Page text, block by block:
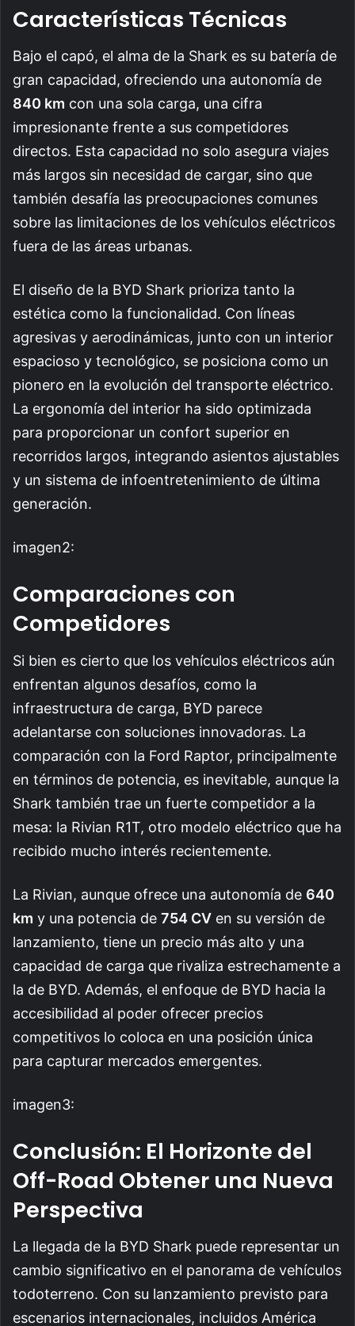
Características Técnicas
Bajo el capó, el alma de la Shark es su batería de
gran capacidad, ofreciendo una autonomía de
840 km con una sola carga, una cifra
impresionante frente a sus competidores
directos. Esta capacidad no solo asegura viajes
más largos sin necesidad de cargar, sino que
también desafía las preocupaciones comunes
sobre las limitaciones de los vehículos eléctricos
fuera de las áreas urbanas.
El diseño de la BYD Shark prioriza tanto la
estética como la funcionalidad. Con líneas
agresivas y aerodinámicas, junto con un interior
espacioso y tecnológico, se posiciona como un
pionero en la evolución del transporte eléctrico.
La ergonomía del interior ha sido optimizada
para proporcionar un confort superior en
recorridos largos, integrando asientos ajustables
y un sistema de infoentretenimiento de última
generación.
imagen2:
Comparaciones con
Competidores
Si bien es cierto que los vehículos eléctricos aún
enfrentan algunos desafíos, como la
infraestructura de carga, BYD parece
adelantarse con soluciones innovadoras. La
comparación con la Ford Raptor, principalmente
en términos de potencia, es inevitable, aunque la
Shark también trae un fuerte competidor a la
mesa: la Rivian R1T, otro modelo eléctrico que ha
recibido mucho interés recientemente.
La Rivian, aunque ofrece una autonomía de 640
km y una potencia de 754 CV en su versión de
lanzamiento, tiene un precio más alto y una
capacidad de carga que rivaliza estrechamente a
la de BYD. Además, el enfoque de BYD hacia la
accesibilidad al poder ofrecer precios
competitivos lo coloca en una posición única
para capturar mercados emergentes.
imagen3:
Conclusión: El Horizonte del
Off-Road Obtener una Nueva
Perspectiva
La llegada de la BYD Shark puede representar un
cambio significativo en el panorama de vehículos
todoterreno. Con su lanzamiento previsto para
escenarios internacionales, incluidos América